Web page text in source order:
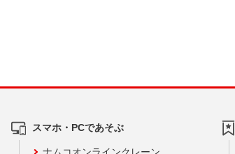
スマホ・PCであそぶ